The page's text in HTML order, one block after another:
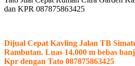
dan KPR 087875863425
Dijual Cepat Kavling Jalan TB
Rambutan. Luas 14.000 m bebas
Kpr dengan Tato 087875863425